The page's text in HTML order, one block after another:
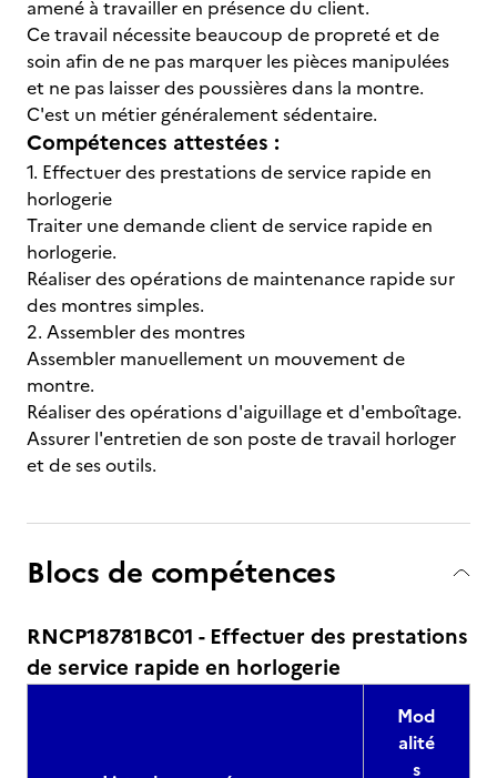
amené à travailler en présence du client.
Ce travail nécessite beaucoup de propreté et de
soin afin de ne pas marquer les pièces manipulées
et ne pas laisser des poussières dans la montre.
C'est un métier généralement sédentaire.
Compétences attestées :
1. Effectuer des prestations de service rapide en
horlogerie
Traiter une demande client de service rapide en
horlogerie.
Réaliser des opérations de maintenance rapide sur
des montres simples.
2. Assembler des montres
Assembler manuellement un mouvement de
montre.
Réaliser des opérations d'aiguillage et d'emboîtage.
Assurer l'entretien de son poste de travail horloger
et de ses outils.
Blocs de compétences
RNCP18781BC01 - Effectuer des prestations
de service rapide en horlogerie
Mod
alité
s